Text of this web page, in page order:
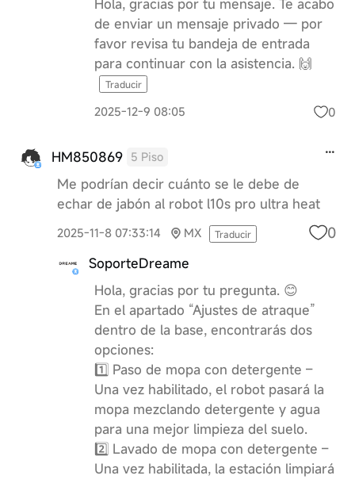
Hola, gracias por tu mensaje. Te acabo
de enviar un mensaje privado — por
favor revisa tu bandeja de entrada
para continuar con la asistencia. 🙌
Traducir
2025-12-9 08:05 0
HM850869 5 Piso
Me podrían decir cuánto se le debe de
echar de jabón al robot l10s pro ultra heat
2025-11-8 07:33:14 MX Traducir 0
SoporteDreame
Hola, gracias por tu pregunta. 😊
En el apartado “Ajustes de atraque”
dentro de la base, encontrarás dos
opciones:
1️⃣ Paso de mopa con detergente –
Una vez habilitado, el robot pasará la
mopa mezclando detergente y agua
para una mejor limpieza del suelo.
2️⃣ Lavado de mopa con detergente –
Una vez habilitada, la estación limpiará